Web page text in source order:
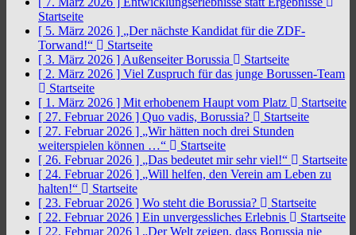
Startseite
[ 5. März 2026 ] „Der nächste Kandidat für die ZDF-
Torwand!“
Startseite
[ 3. März 2026 ] Außenseiter Borussia
Startseite
[ 2. März 2026 ] Viel Zuspruch für das junge Borussen-Team
Startseite
[ 1. März 2026 ] Mit erhobenem Haupt vom Platz
Startseite
[ 27. Februar 2026 ] Quo vadis, Borussia?
Startseite
[ 27. Februar 2026 ] „Wir hätten noch drei Stunden
weiterspielen können …“
Startseite
[ 26. Februar 2026 ] „Das bedeutet mir sehr viel!“
Startseite
[ 24. Februar 2026 ] „Will helfen, den Verein am Leben zu
halten!“
Startseite
[ 23. Februar 2026 ] Wo steht die Borussia?
Startseite
[ 22. Februar 2026 ] Ein unvergessliches Erlebnis
Startseite
[ 22. Februar 2026 ] „Der Welt zeigen, dass Borussia nie